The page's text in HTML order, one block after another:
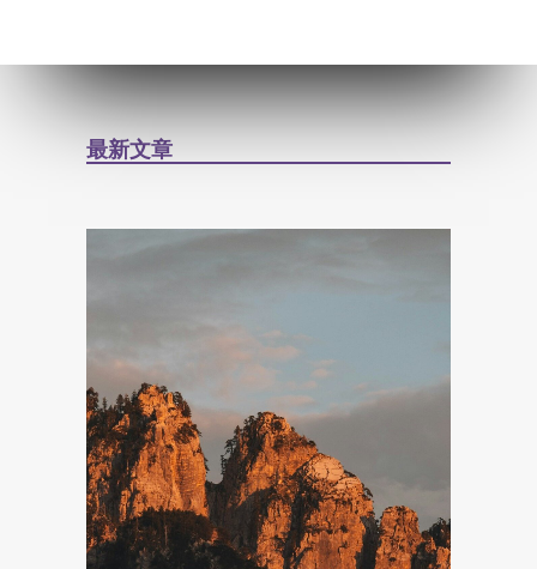
最新文章